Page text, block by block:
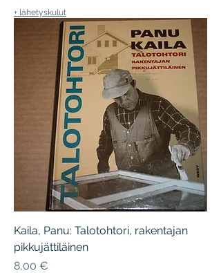
+ lähetyskulut
Kaila, Panu: Talotohtori, rakentajan
pikkujättiläinen
Hinta
8,00 €